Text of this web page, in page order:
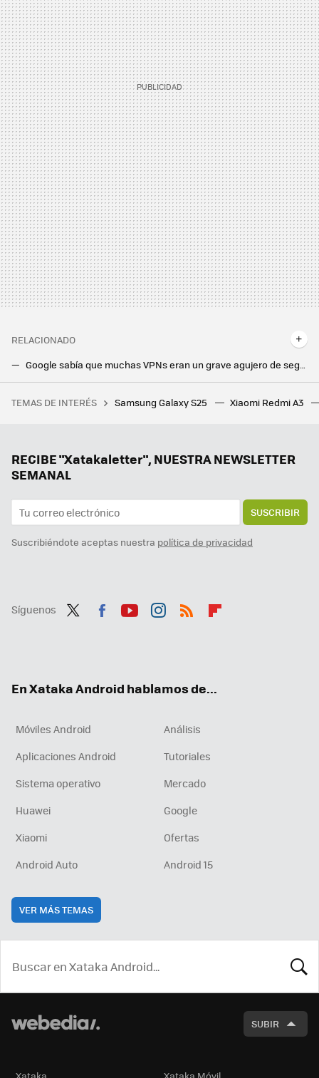
RELACIONADO
Google sabía que muchas VPNs eran un grave agujero de seguridad. Por fin hay una solución
Malas noticias si instalas aplicaciones APK. Lo nuevo de Google Play te lo pone más difícil
Flexispot tiene el escritorio elevable ideal para trabajar tanto de pie como sentado, y ahora está más rebajado
TEMAS DE INTERÉS Samsung Galaxy S25 Xiaomi Redmi A3
RECIBE "Xatakaletter", NUESTRA NEWSLETTER
SEMANAL
SUSCRIBIR
Suscribiéndote aceptas nuestra política de privacidad
Síguenos
En Xataka Android hablamos de...
Móviles Android
Análisis
Aplicaciones Android
Tutoriales
Sistema operativo
Mercado
Huawei
Google
Xiaomi
Ofertas
Android Auto
Android 15
VER MÁS TEMAS
SUBIR